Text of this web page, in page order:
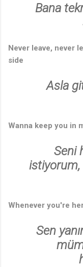
Bana
Never leave, never
side
Asla
Wanna keep you in
Seni
istiyorum,
Whenever you're
Sen